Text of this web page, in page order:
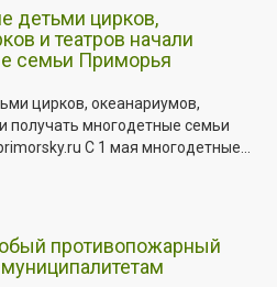
детьми цирков,
и театров начали
семьи Приморья
цирков, океанариумов,
получать многодетные семьи
С 1 мая многодетные...
противопожарный